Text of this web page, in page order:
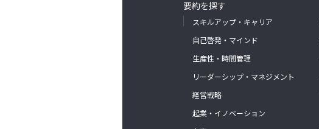
要約を探す
スキルアップ・キャリア
自己啓発・マインド
生産性・時間管理
リーダーシップ・マネジメント
経営戦略
起業・イノベーション